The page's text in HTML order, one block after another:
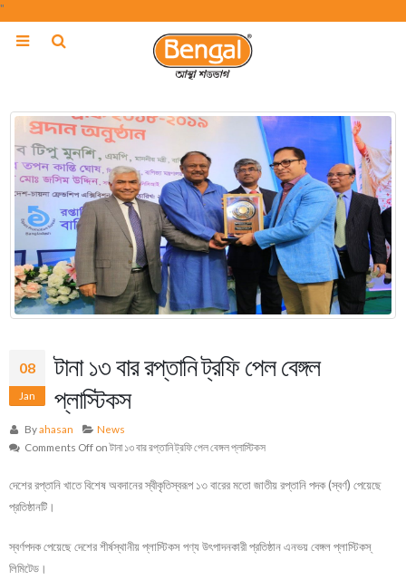
"
08
Jan
টানা ১৩ বার রপ্তানি ট্রফি পেল বেঙ্গল
প্লাস্টিকস
Byahasan
News
Comments Offon টানা ১৩ বার রপ্তানি ট্রফি পেল বেঙ্গল প্লাস্টিকস
দেশের রপ্তানি খাতে বিশেষ অবদানের স্বীকৃতিস্বরূপ ১৩ বারের মতো জাতীয় রপ্তানি পদক (স্বর্ণ) পেয়েছে
প্রতিষ্ঠানটি।
স্বর্ণপদক পেয়েছে দেশের শীর্ষস্থানীয় প্লাস্টিকস পণ্য উৎপাদনকারী প্রতিষ্ঠান এনভয় বেঙ্গল প্লাস্টিকস্
লিমিটেড।